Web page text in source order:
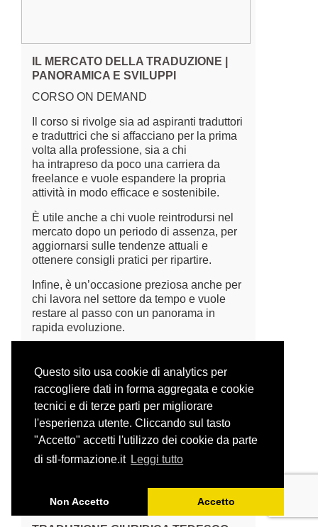
Questo sito usa cookie di analytics per
raccogliere dati in forma aggregata e cookie
tecnici e di terze parti per migliorare
l'esperienza utente. Cliccando sul tasto
"Accetto" accetti l'utilizzo dei cookie da parte
di stl-formazione.it Leggi tutto
Non Accetto Accetto
IL MERCATO DELLA TRADUZIONE |
PANORAMICA E SVILUPPI
CORSO ON DEMAND
Il corso si rivolge sia ad aspiranti traduttori
e traduttrici che si affacciano per la prima
volta alla professione, sia a chi
ha intrapreso da poco una carriera da
freelance e vuole espandere la propria
attività in modo efficace e sostenibile.
È utile anche a chi vuole reintrodursi nel
mercato dopo un periodo di assenza, per
aggiornarsi sulle tendenze attuali e
ottenere consigli pratici per ripartire.
Infine, è un’occasione preziosa anche per
chi lavora nel settore da tempo e vuole
restare al passo con un panorama in
rapida evoluzione.